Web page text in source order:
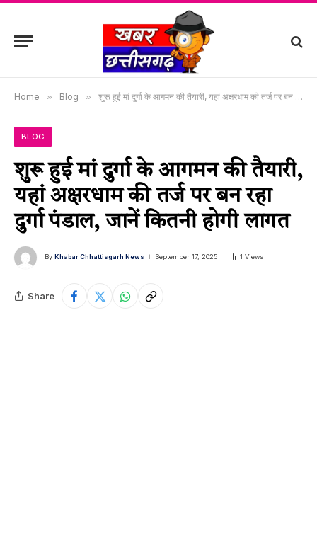
Home » Blog » शुरू हुई मां दुर्गा के आगमन की तैयारी, यहां अक्षरधाम की तर्ज पर बन रहा दुर्गा पंडाल, जानें कितनी होगी लागत
BLOG
शुरू हुई मां दुर्गा के आगमन की तैयारी,
यहां अक्षरधाम की तर्ज पर बन रहा
दुर्गा पंडाल, जानें कितनी होगी लागत
By Khabar Chhattisgarh News September 17, 2025 1 Views
Share